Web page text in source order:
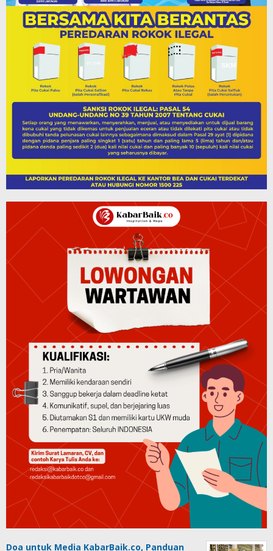
Doa untuk Media KabarBaik.co, Panduan